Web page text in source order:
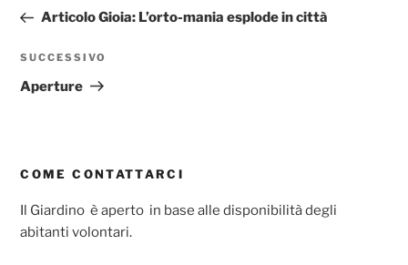
precedente:
Articolo Gioia: L’orto-mania esplode in città
Articolo
successivo
SUCCESSIVO
Aperture
COME CONTATTARCI
Il Giardino è aperto in base alle disponibilità degli
abitanti volontari.